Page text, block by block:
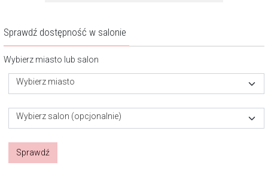
Sprawdź dostępność w salonie
Wybierz miasto lub salon
Wybierz miasto
Wybierz salon (opcjonalnie)
Sprawdź